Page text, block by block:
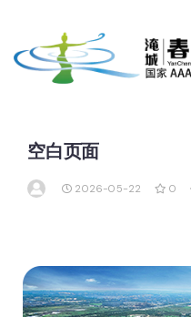
空白页面
2026-05-22 0